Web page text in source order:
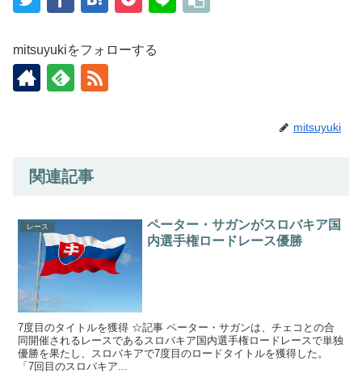
mitsuyukiをフォローする
mitsuyuki
関連記事
レース
ペーター・サガンがスロバキア国
内選手権ロードレース優勝
7度目のタイトルを獲得 ☆記事 ペーター・サガンは、チェコとの合
同開催されるレースであるスロバキア国内選手権ロードレースで単独
優勝を果たし、スロバキアで7度目のロードタイトルを獲得した。
「7回目のスロバキア...